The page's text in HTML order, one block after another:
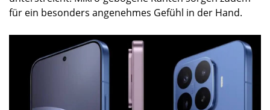
für ein besonders angenehmes Gefühl in der Hand.